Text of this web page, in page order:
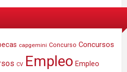
capgemini Concurso Concursos
CV Empleo Empleo